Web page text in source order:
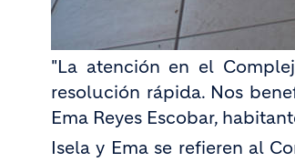
"La atención en el
resolución rápida. Nos
Ema Reyes Escobar,
Isela y Ema se refieren al